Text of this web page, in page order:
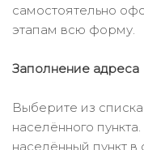
самостоятельно
этапам всю форму.
Заполнение адреса
Выберите из
населённого
населённый пункт